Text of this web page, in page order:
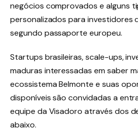
negócios comprovados e alguns
personalizados para investidores
segundo passaporte europeu.
Startups brasileiras, scale-ups,
maduras interessadas em saber
ecossistema Belmonte e suas
disponíveis são convidadas a
equipe da Visadoro através dos
abaixo.